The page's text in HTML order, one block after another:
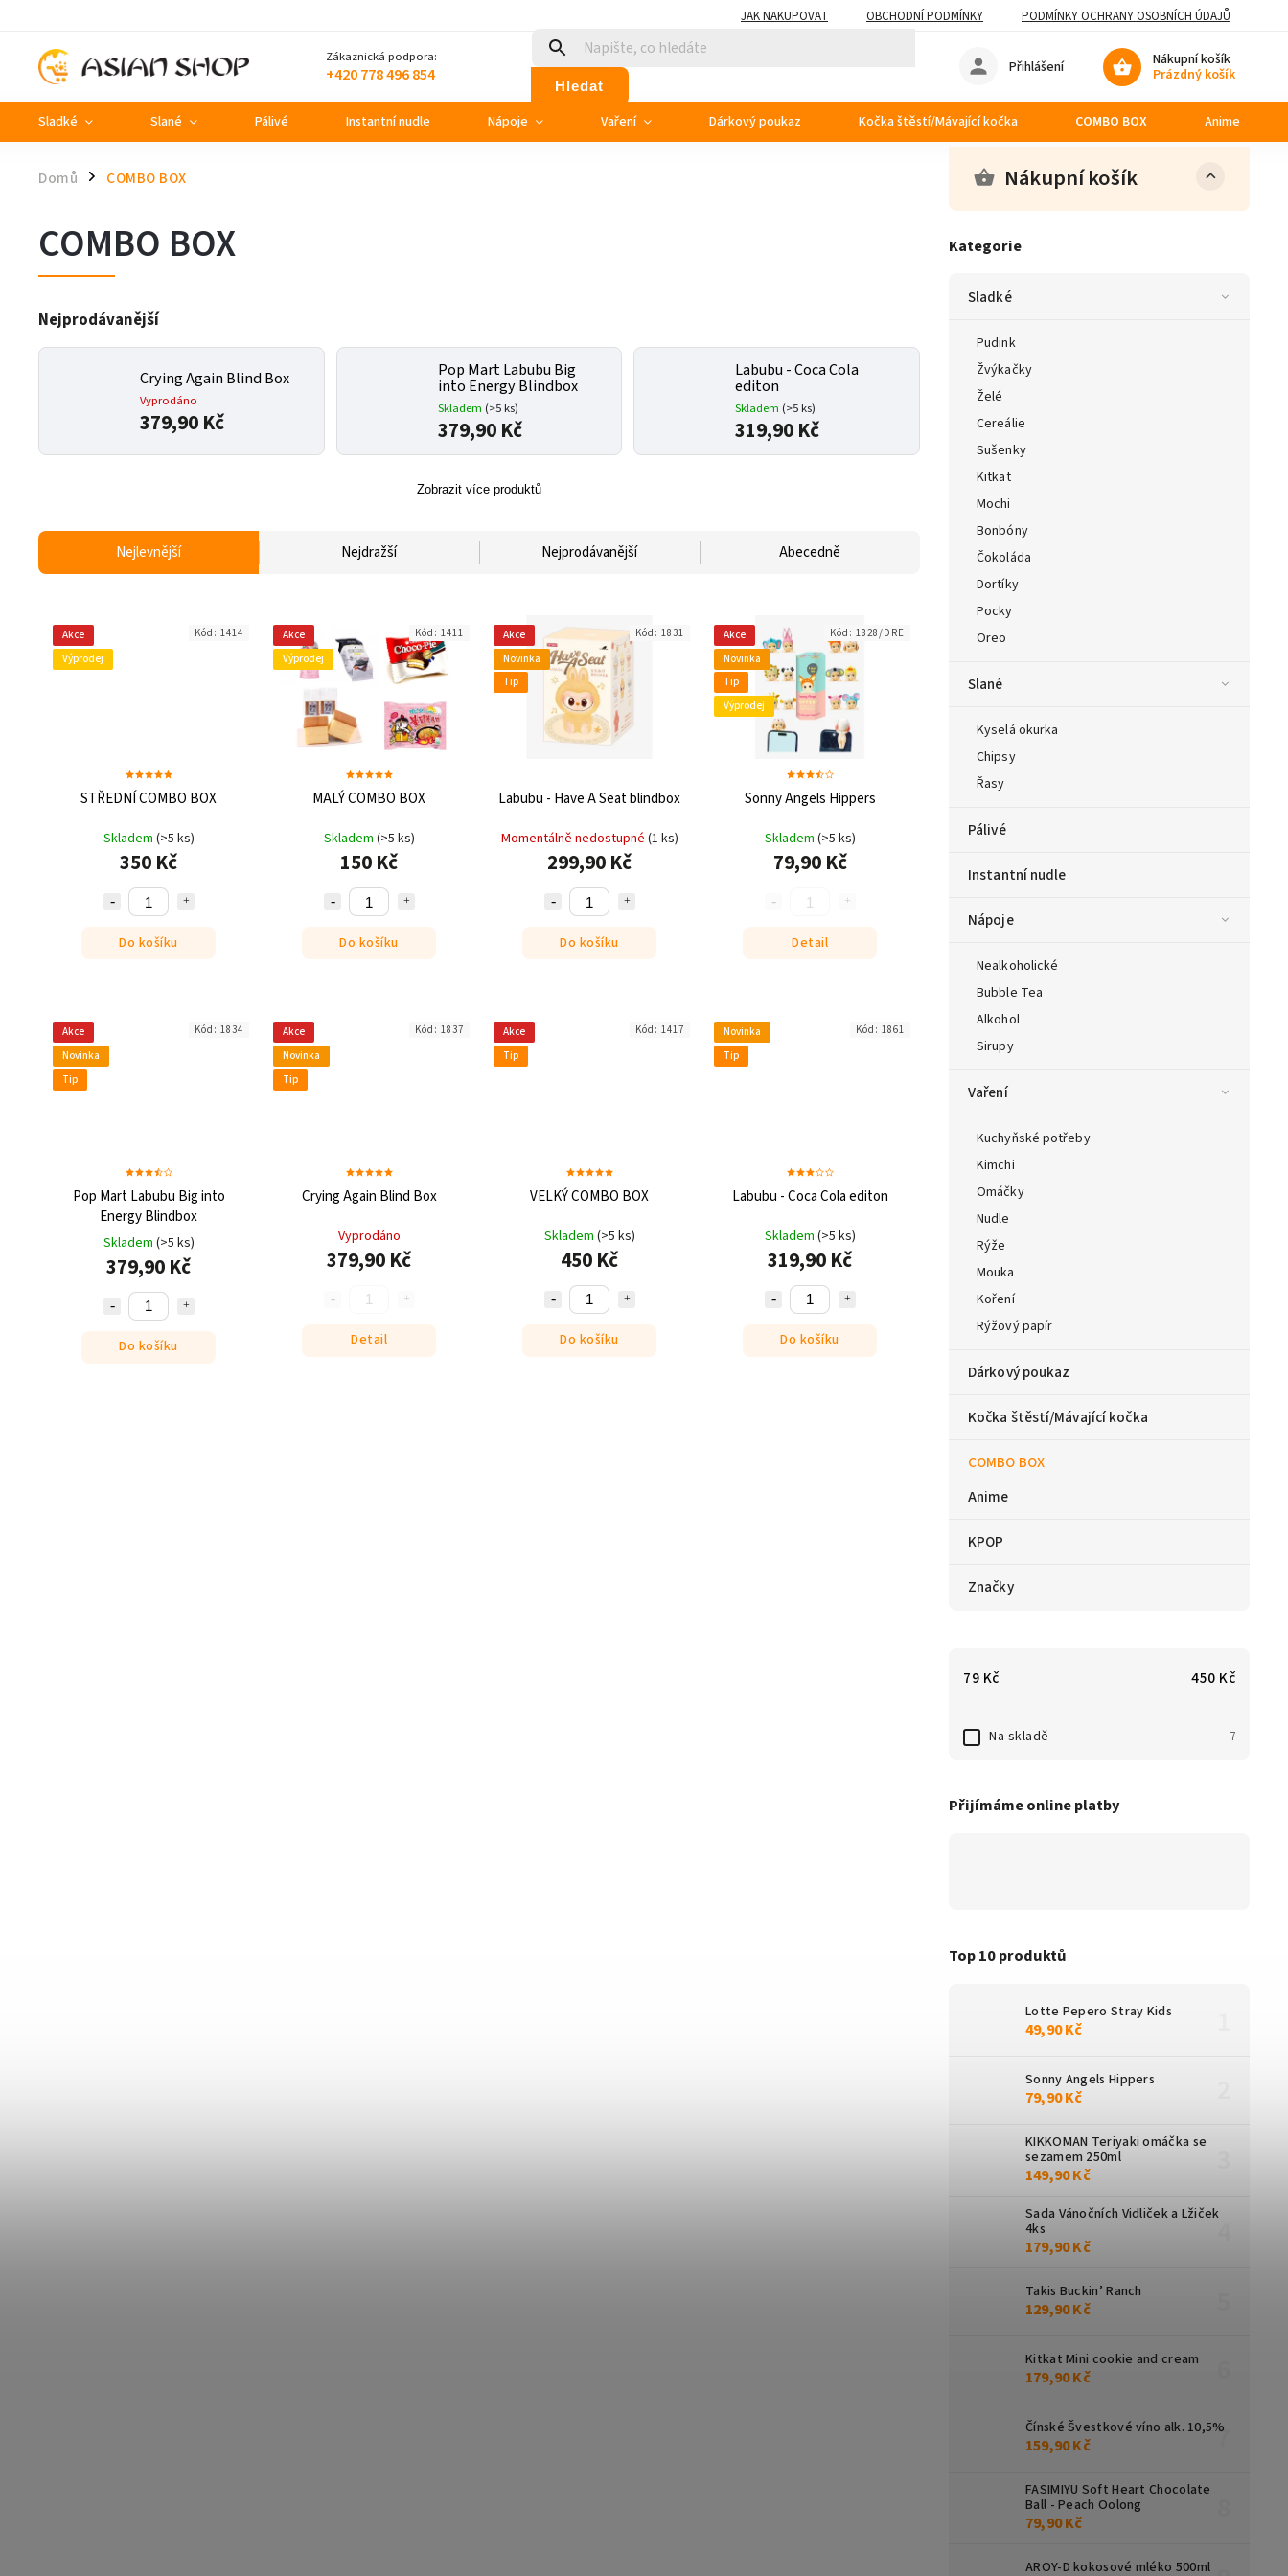
JAK NAKUPOVAT OBCHODNÍ PODMÍNKY PODMÍNKY OCHRANY OSOBNÍCH ÚDAJŮ
Zákaznická podpora:
+420 778 496 854 Hledat
Nákupní košík
Prázdný košík
Přihlášení
Sladké Slané Pálivé Instantní nudle Nápoje Vaření Dárkový poukaz Kočka štěstí/Mávající kočka COMBO BOX Anime
Domů / COMBO BOX Nákupní košík
Kategorie
Sladké
Pudink
Žvýkačky
Želé
Cereálie
Sušenky
Kitkat
Mochi
Bonbóny
Čokoláda
Dortíky
Pocky
Oreo
Slané
Kyselá okurka
Chipsy
Řasy
Pálivé
Instantní nudle
Nápoje
Nealkoholické
Bubble Tea
Alkohol
Sirupy
Vaření
Kuchyňské potřeby
Kimchi
Omáčky
Nudle
Rýže
Mouka
Koření
Rýžový papír
Dárkový poukaz
Kočka štěstí/Mávající kočka
COMBO BOX
Anime
KPOP
Značky
79 Kč 450 Kč
Na skladě 7
Přijímáme online platby
Top 10 produktů
Lotte Pepero Stray Kids
49,90 Kč
Sonny Angels Hippers
79,90 Kč
KIKKOMAN Teriyaki omáčka se
sezamem 250ml
149,90 Kč
Sada Vánočních Vidliček a Lžiček
4ks
179,90 Kč
Takis Buckin’ Ranch
129,90 Kč
Kitkat Mini cookie and cream
179,90 Kč
Čínské Švestkové víno alk. 10,5%
159,90 Kč
FASIMIYU Soft Heart Chocolate
Ball - Peach Oolong
79,90 Kč
AROY-D kokosové mléko 500ml
COMBO BOX
Nejprodávanější
Crying Again Blind Box
Vyprodáno
379,90 Kč
Pop Mart Labubu Big
into Energy Blindbox
Skladem (>5 ks)
379,90 Kč
Labubu - Coca Cola
editon
Skladem (>5 ks)
319,90 Kč
Zobrazit více produktů
Nejlevnější Nejdražší Nejprodávanější Abecedně
Akce
Výprodej
STŘEDNÍ COMBO BOX
Skladem (>5 ks)
350 Kč
Do košíku
Kód: 1414
Akce
Výprodej
MALÝ COMBO BOX
Skladem (>5 ks)
150 Kč
Do košíku
Kód: 1411
Akce
Novinka
Tip
Labubu - Have A Seat blindbox
Momentálně nedostupné (1 ks)
299,90 Kč
Do košíku
Kód: 1831
Akce
Novinka
Tip
Výprodej
Sonny Angels Hippers
Skladem (>5 ks)
79,90 Kč
Detail
Kód: 1828/DRE
Akce
Novinka
Tip
Pop Mart Labubu Big into
Energy Blindbox
Skladem (>5 ks)
379,90 Kč
Do košíku
Kód: 1834
Akce
Novinka
Tip
Crying Again Blind Box
Vyprodáno
379,90 Kč
Detail
Kód: 1837
Akce
Tip
VELKÝ COMBO BOX
Skladem (>5 ks)
450 Kč
Do košíku
Kód: 1417
Novinka
Tip
Labubu - Coca Cola editon
Skladem (>5 ks)
319,90 Kč
Do košíku
Kód: 1861